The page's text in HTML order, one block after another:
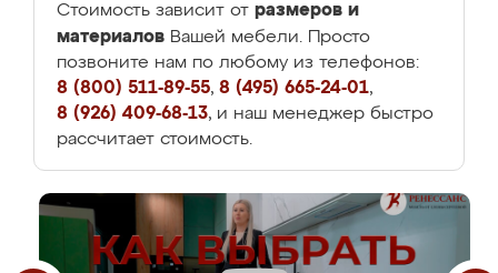
Стоимость зависит от размеров и
материалов Вашей мебели. Просто
позвоните нам по любому из телефонов:
8 (800) 511-89-55, 8 (495) 665-24-01,
8 (926) 409-68-13, и наш менеджер быстро
рассчитает стоимость.